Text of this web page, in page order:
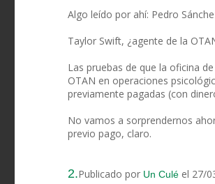
Algo leído por ahí: Pedro
Taylor Swift, ¿agente de la
Las pruebas de que la oficina
OTAN en operaciones
previamente pagadas (con
No vamos a sorprendernos
previo pago, claro.
2.Publicado por Un Culé el 27/